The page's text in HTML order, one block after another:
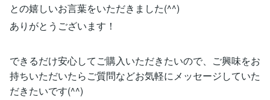
との嬉しいお言葉をいただきました(^^)
ありがとうございます！
できるだけ安心してご購入いただきたいので、ご興味をお
持ちいただいたらご質問などお気軽にメッセージしていた
だきたいです(^^)